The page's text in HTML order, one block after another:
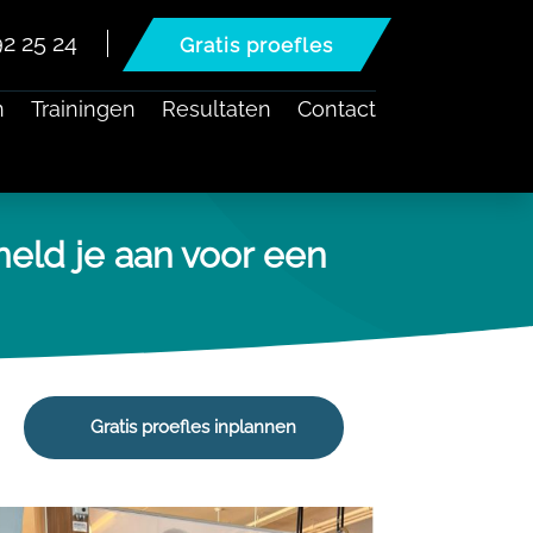
Gratis proefles
25 24
Trainingen Resultaten Contact
je aan voor een
Gratis proefles inplannen